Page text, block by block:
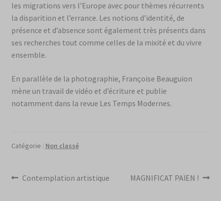
les migrations vers l’Europe avec pour thèmes récurrents
la disparition et l’errance. Les notions d’identité, de
présence et d’absence sont également très présents dans
ses recherches tout comme celles de la mixité et du vivre
ensemble.
En parallèle de la photographie, Françoise Beauguion
mène un travail de vidéo et d’écriture et publie
notamment dans la revue Les Temps Modernes.
Catégorie : Non classé
Navigation
Article
Contemplation artistique
Article
MAGNIFICAT PAÏEN !